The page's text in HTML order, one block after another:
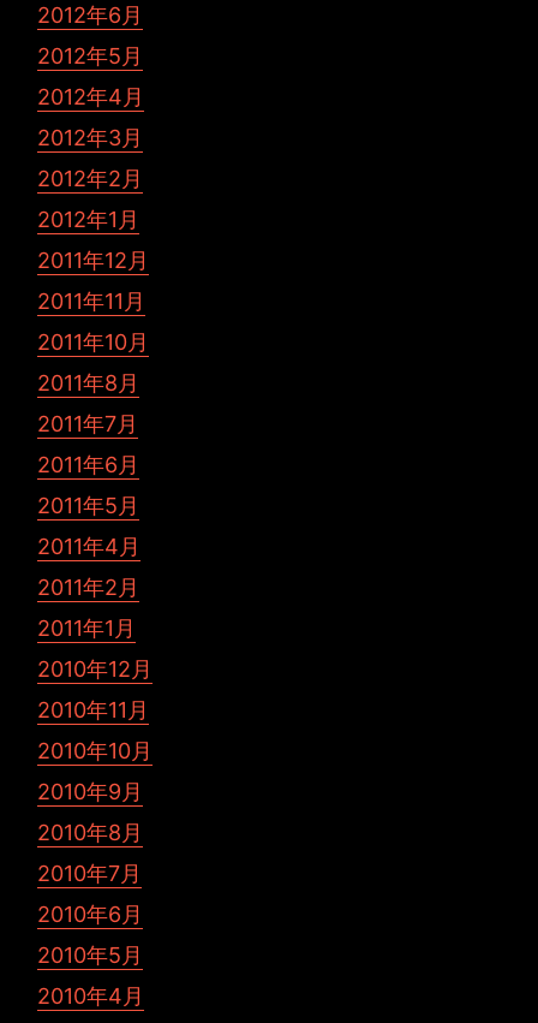
2012年6月
2012年5月
2012年4月
2012年3月
2012年2月
2012年1月
2011年12月
2011年11月
2011年10月
2011年8月
2011年7月
2011年6月
2011年5月
2011年4月
2011年2月
2011年1月
2010年12月
2010年11月
2010年10月
2010年9月
2010年8月
2010年7月
2010年6月
2010年5月
2010年4月